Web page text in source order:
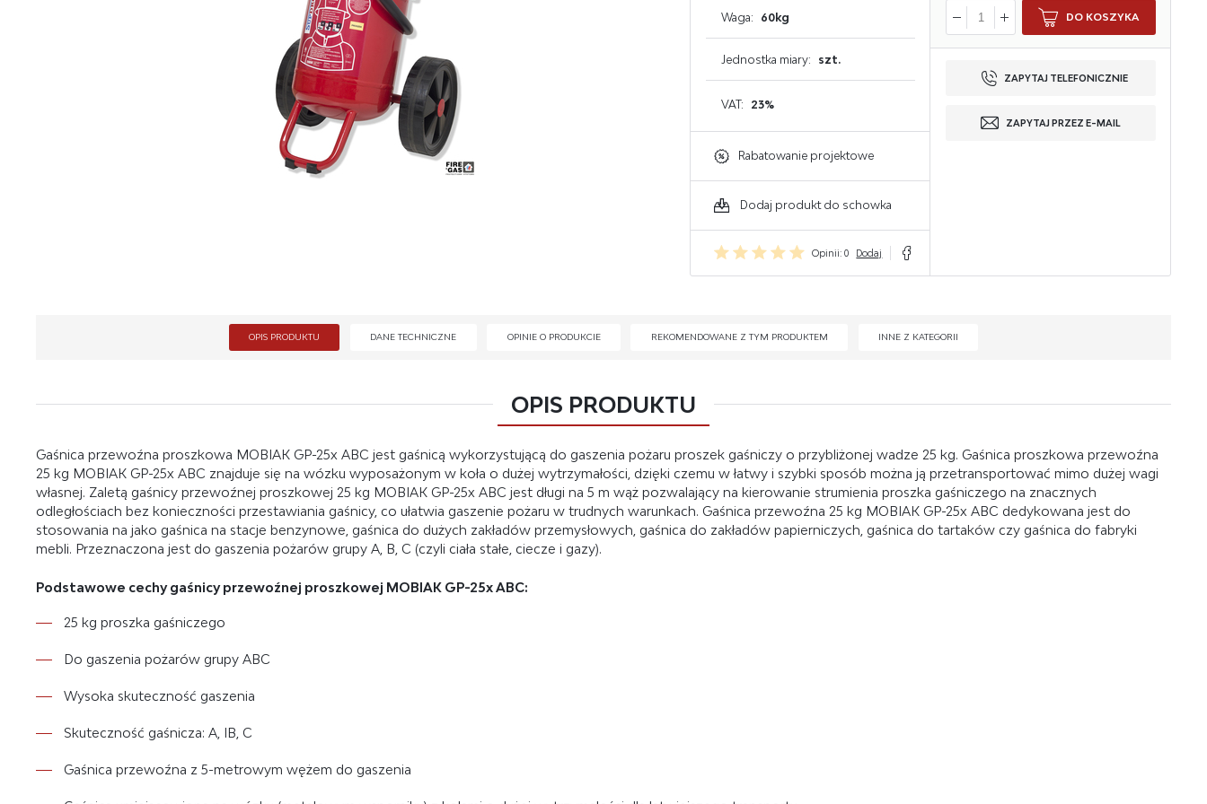
GAŚNICE DO ELEKTRONIKI
GAŚNICE DO WARSZTATU
Waga: 60kg
Jednostka miary: szt.
VAT: 23%
Rabatowanie projektowe
Dodaj produkt do schowka
Opinii: 0 Dodaj
DO KOSZYKA
ZAPYTAJ TELEFONICZNIE
ZAPYTAJ PRZEZ E-MAIL
OPIS PRODUKTU DANE TECHNICZNE OPINIE O PRODUKCIE REKOMENDOWANE Z TYM PRODUKTEM INNE Z KATEGORII
OPIS PRODUKTU
Gaśnica przewoźna proszkowa MOBIAK GP-25x ABC jest gaśnicą wykorzystującą do gaszenia pożaru proszek gaśniczy o przybliżonej wadze 25 kg. Gaśnica proszkowa przewoźna
25 kg MOBIAK GP-25x ABC znajduje się na wózku wyposażonym w koła o dużej wytrzymałości, dzięki czemu w łatwy i szybki sposób można ją przetransportować mimo dużej wagi
własnej. Zaletą gaśnicy przewoźnej proszkowej 25 kg MOBIAK GP-25x ABC jest długi na 5 m wąż pozwalający na kierowanie strumienia proszka gaśniczego na znacznych
odległościach bez konieczności przestawiania gaśnicy, co ułatwia gaszenie pożaru w trudnych warunkach. Gaśnica przewoźna 25 kg MOBIAK GP-25x ABC dedykowana jest do
stosowania na jako gaśnica na stacje benzynowe, gaśnica do dużych zakładów przemysłowych, gaśnica do zakładów papierniczych, gaśnica do tartaków czy gaśnica do fabryki
mebli. Przeznaczona jest do gaszenia pożarów grupy A, B, C (czyli ciała stałe, ciecze i gazy).
Podstawowe cechy gaśnicy przewoźnej proszkowej MOBIAK GP-25x ABC:
25 kg proszka gaśniczego
Do gaszenia pożarów grupy ABC
Wysoka skuteczność gaszenia
Skuteczność gaśnicza: A, IB, C
Gaśnica przewoźna z 5-metrowym wężem do gaszenia